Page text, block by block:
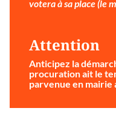
votera à sa place (le
Attention
Anticipez la
procuration ait le
parvenue en mairie